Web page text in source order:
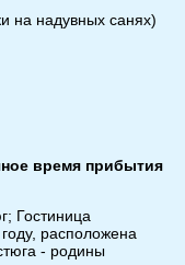
на надувных санях)
время прибытия
Гостиница
расположена
- родины